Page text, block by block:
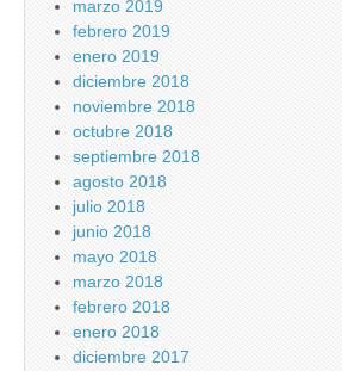
marzo 2019
febrero 2019
enero 2019
diciembre 2018
noviembre 2018
octubre 2018
septiembre 2018
agosto 2018
julio 2018
junio 2018
mayo 2018
marzo 2018
febrero 2018
enero 2018
diciembre 2017